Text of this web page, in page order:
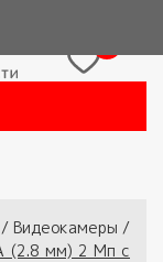
/ Видеокамеры /
(2.8 мм) 2 Мп с